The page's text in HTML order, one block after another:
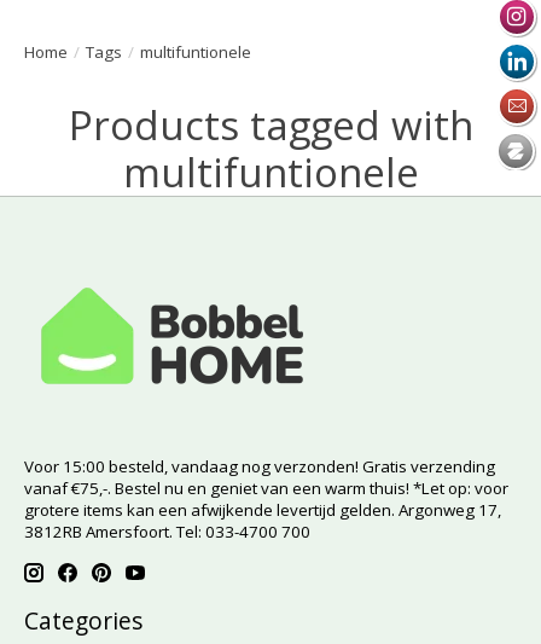
Home / Tags / multifuntionele
Products tagged with
multifuntionele
Voor 15:00 besteld, vandaag nog verzonden! Gratis verzending
vanaf €75,-. Bestel nu en geniet van een warm thuis! *Let op: voor
grotere items kan een afwijkende levertijd gelden. Argonweg 17,
3812RB Amersfoort. Tel: 033-4700 700
Categories